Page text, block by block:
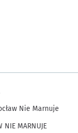
Nie Marnuje
NIE MARNUJE